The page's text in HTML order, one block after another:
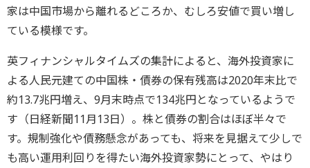
家は中国市場から離れるどころか、むしろ安値で買い増し
ている模様です。
英フィナンシャルタイムズの集計によると、海外投資家に
よる人民元建ての中国株・債券の保有残高は2020年末比で
約13.7兆円増え、9月末時点で134兆円となっているようで
す（日経新聞11月13日）。株と債券の割合はほぼ半々で
す。規制強化や債務懸念があっても、将来を見据えて少しで
も高い運用利回りを得たい海外投資家勢にとって、やはり